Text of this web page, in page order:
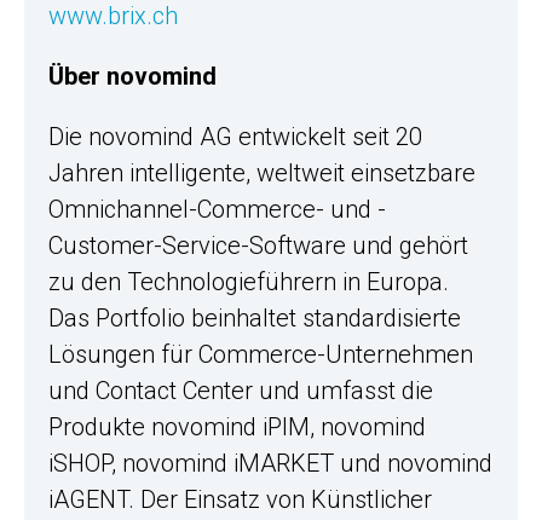
www.brix.ch
Über novomind
Die novomind AG entwickelt seit 20
Jahren intelligente, weltweit einsetzbare
Omnichannel-Commerce- und -
Customer-Service-Software und gehört
zu den Technologieführern in Europa.
Das Portfolio beinhaltet standardisierte
Lösungen für Commerce-Unternehmen
und Contact Center und umfasst die
Produkte novomind iPIM, novomind
iSHOP, novomind iMARKET und novomind
iAGENT. Der Einsatz von Künstlicher